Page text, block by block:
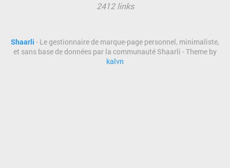
2412 links
Shaarli - Le gestionnaire de marque-page personnel, minimaliste,
et sans base de données par la communauté Shaarli - Theme by
kalvn